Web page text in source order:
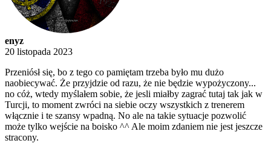
enyz
20 listopada 2023
Przeniósł się, bo z tego co pamiętam trzeba było mu dużo
naobiecywać. Że przyjdzie od razu, że nie będzie wypożyczony...
no cóż, wtedy myślałem sobie, że jesli miałby zagrać tutaj tak jak w
Turcji, to moment zwróci na siebie oczy wszystkich z trenerem
włącznie i te szansy wpadną. No ale na takie sytuacje pozwolić
może tylko wejście na boisko ^^ Ale moim zdaniem nie jest jeszcze
stracony.